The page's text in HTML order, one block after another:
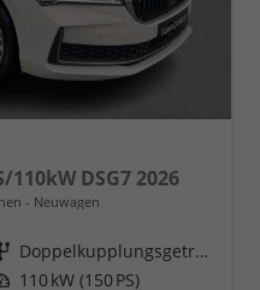
110kW DSG7 2026
Neuwagen
Getriebe
Doppelkupplungsgetriebe (DSG)
Leistung 110 kW (150 PS)